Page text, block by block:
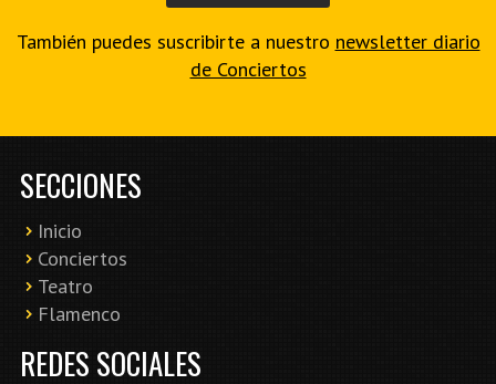
También puedes suscribirte a nuestro newsletter diario
de Conciertos
SECCIONES
Inicio
Conciertos
Teatro
Flamenco
REDES SOCIALES